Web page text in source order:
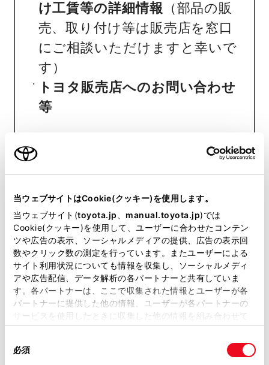
当ウェブサイトはCookie(クッキー)を使用します。
当ウェブサイト(toyota.jp manual.toyota.jp)では
Cookie(クッキー)を使用して、ユーザーに合わせたコンテン
ツや広告の表示、ソーシャルメディアの提供、広告の表示回
数やクリック数の測定を行っています。またユーザーによる
サイト利用状況についても情報を収集し、ソーシャルメディ
アや広告配信、データ解析の各パートナーと共有していま
す。各パートナーは、ここで収集された情報とユーザーが各
パートナーに提供した他の情報、ユーザーが各パートナーの
サービスを使用したときに収集した他の情報を組み合わせて
使用することがあります。当ウェブサイトの使用を続行する
必須
け工賃等の詳細情報 （部品の販
売、取り付け等は販売店を窓口
にご相談いただけますと幸いで
す）
トヨタ販売店へのお問い合わせ
等
は、自動車検査証（車検証）をご
が可能です。
リコール等情報はこちら
チャットでお問い合わせ